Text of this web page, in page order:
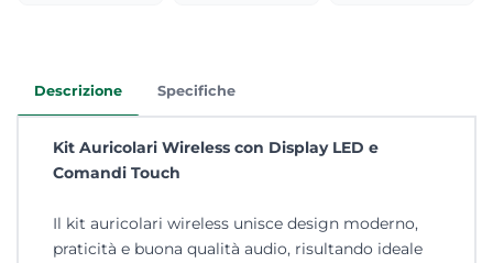
Descrizione Specifiche
Kit Auricolari Wireless con Display LED e
Comandi Touch
Il kit auricolari wireless unisce design moderno,
praticità e buona qualità audio, risultando ideale